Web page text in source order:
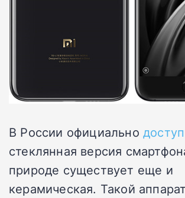
В России официально
стеклянная версия
природе существует еще и
керамическая. Такой